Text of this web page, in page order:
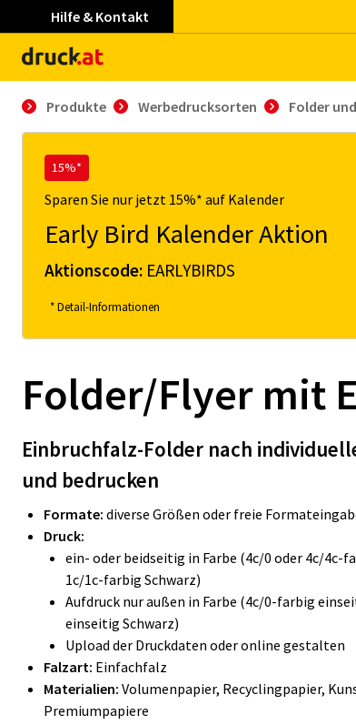
Hilfe & Kontakt
Produkte Werbedrucksorten Folder
15%*
Sparen Sie nur jetzt 15%* auf Kalender
Early Bird Kalender Aktion
Aktionscode: EARLYBIRDS
* Detail-Informationen
Folder/Flyer mit
Einbruchfalz-Folder nach
und bedrucken
Formate: diverse Größen oder freie
Druck:
ein- oder beidseitig in Farbe (4c/0 oder 4c/4c-
1c/1c-farbig Schwarz)
Aufdruck nur außen in Farbe (4c/0-farbig
einseitig Schwarz)
Upload der Druckdaten oder online gestalten
Falzart: Einfachfalz
Materialien: Volumenpapier, Recyclingpapier,
Premiumpapiere